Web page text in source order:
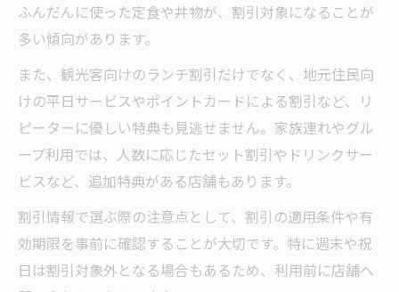
ふんだんに使った定食や丼物が、割引対象になることが
多い傾向があります。
また、観光客向けのランチ割引だけでなく、地元住民向
けの平日サービスやポイントカードによる割引など、リ
ピーターに優しい特典も見逃せません。家族連れやグル
ープ利用では、人数に応じたセット割引やドリンクサー
ビスなど、追加特典がある店舗もあります。
割引情報で選ぶ際の注意点として、割引の適用条件や有
効期限を事前に確認することが大切です。特に週末や祝
日は割引対象外となる場合もあるため、利用前に店舗へ